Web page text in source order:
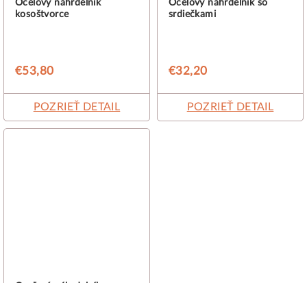
Oceľový náhrdelník
kosoštvorce
€53,80
POZRIEŤ DETAIL
Oceľový náhrdelník so
srdiečkami
€32,20
POZRIEŤ DETAIL